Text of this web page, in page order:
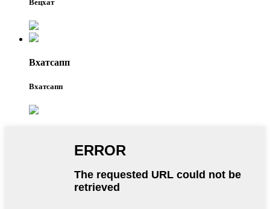
Вецхат
Вхатсапп
Вхатсапп